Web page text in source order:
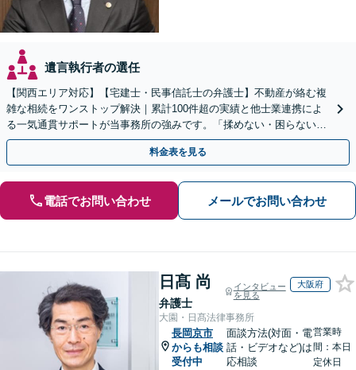
遺言執行者の選任
【関西エリア対応】【宅建士・民事信託士の弁護士】不動産が絡む複
雑な相続をワンストップ解決｜累計100件超の実績と他士業連携によ
る一気通貫サポートが当事務所の強みです。「揉めない・困らない相
続」を形にします。
料金表を見る
電話でお問い合わせ メールでお問い合わせ
日髙 尚
弁護士
インタビュー
を見る
大阪府
大園・日髙法律事務所
長岡京市
からも相談
受付中
面談方法(対面・電
話・ビデオなど)は
応相談
営業時
間：本日
定休日